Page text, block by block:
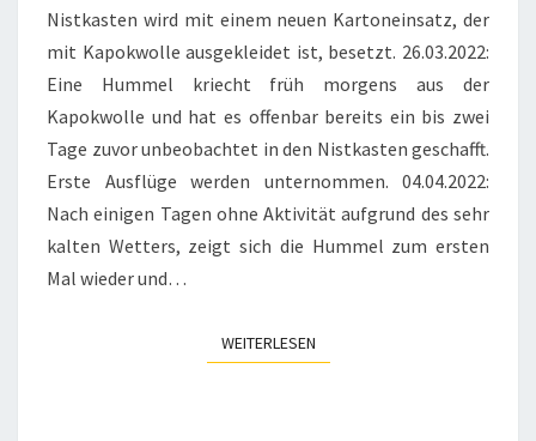
Nistkasten wird mit einem neuen Kartoneinsatz, der
mit Kapokwolle ausgekleidet ist, besetzt. 26.03.2022:
Eine Hummel kriecht früh morgens aus der
Kapokwolle und hat es offenbar bereits ein bis zwei
Tage zuvor unbeobachtet in den Nistkasten geschafft.
Erste Ausflüge werden unternommen. 04.04.2022:
Nach einigen Tagen ohne Aktivität aufgrund des sehr
kalten Wetters, zeigt sich die Hummel zum ersten
Mal wieder und…
WEITERLESENWEITERLESEN